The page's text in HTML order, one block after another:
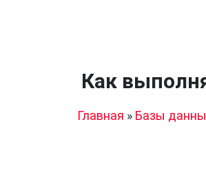
Как
Главная » Базы